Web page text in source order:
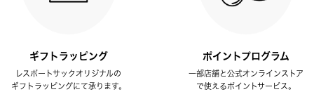
ギフトラッピング
レスポートサックオリジナルの
ギフトラッピングにて承ります。
ポイントプログラム
一部店舗と公式オンラインストア
で使えるポイントサービス。